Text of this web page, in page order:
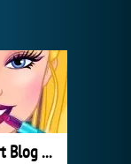
Barbie Lip Art Blog Spot